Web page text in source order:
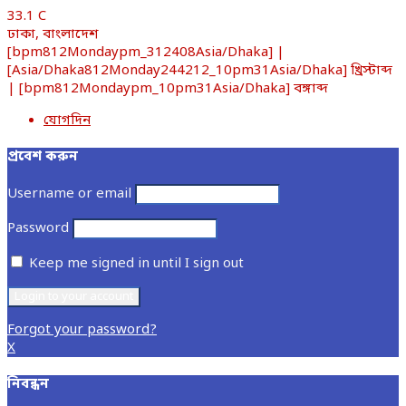
33.1 C
ঢাকা, বাংলাদেশ
[bpm812Mondaypm_312408Asia/Dhaka] |
[Asia/Dhaka812Monday244212_10pm31Asia/Dhaka] খ্রিস্টাব্দ
| [bpm812Mondaypm_10pm31Asia/Dhaka] বঙ্গাব্দ
যোগদিন
প্রবেশ করুন
Username or email
Password
Keep me signed in until I sign out
Forgot your password?
X
নিবন্ধন